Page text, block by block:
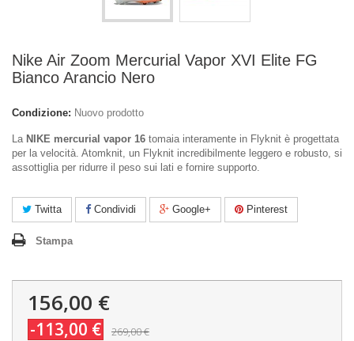
Nike Air Zoom Mercurial Vapor XVI Elite FG
Bianco Arancio Nero
Condizione: Nuovo prodotto
La NIKE mercurial vapor 16 tomaia interamente in Flyknit è progettata
per la velocità. Atomknit, un Flyknit incredibilmente leggero e robusto, si
assottiglia per ridurre il peso sui lati e fornire supporto.
Twitta Condividi Google+ Pinterest
Stampa
156,00 €
-113,00 € 269,00 €